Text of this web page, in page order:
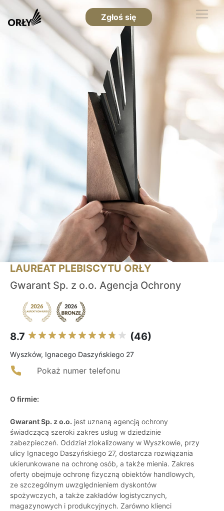
Zgłoś się
LAUREAT PLEBISCYTU ORŁY
Gwarant Sp. z o.o. Agencja Ochrony
8.7 (46)
Wyszków, Ignacego Daszyńskiego 27
Pokaż numer telefonu
O firmie:
Gwarant Sp. z o.o. jest uznaną agencją ochrony
świadczącą szeroki zakres usług w dziedzinie
zabezpieczeń. Oddział zlokalizowany w Wyszkowie, przy
ulicy Ignacego Daszyńskiego 27, dostarcza rozwiązania
ukierunkowane na ochronę osób, a także mienia. Zakres
oferty obejmuje ochronę fizyczną obiektów handlowych,
ze szczególnym uwzględnieniem dyskontów
spożywczych, a także zakładów logistycznych,
magazynowych i produkcyjnych. Zarówno klienci